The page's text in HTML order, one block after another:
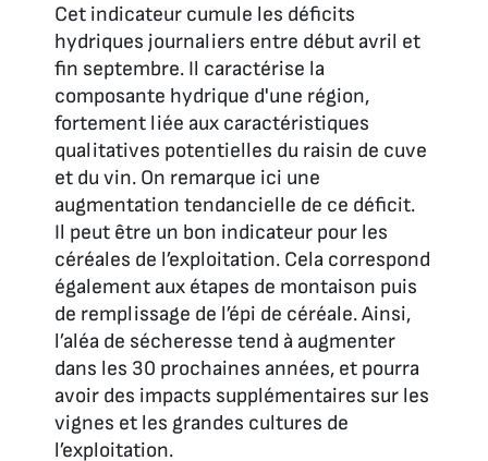
Cet indicateur cumule les déficits
hydriques journaliers entre début avril et
fin septembre. Il caractérise la
composante hydrique d'une région,
fortement liée aux caractéristiques
qualitatives potentielles du raisin de cuve
et du vin. On remarque ici une
augmentation tendancielle de ce déficit.
Il peut être un bon indicateur pour les
céréales de l’exploitation. Cela correspond
également aux étapes de montaison puis
de remplissage de l’épi de céréale. Ainsi,
l’aléa de sécheresse tend à augmenter
dans les 30 prochaines années, et pourra
avoir des impacts supplémentaires sur les
vignes et les grandes cultures de
l’exploitation.